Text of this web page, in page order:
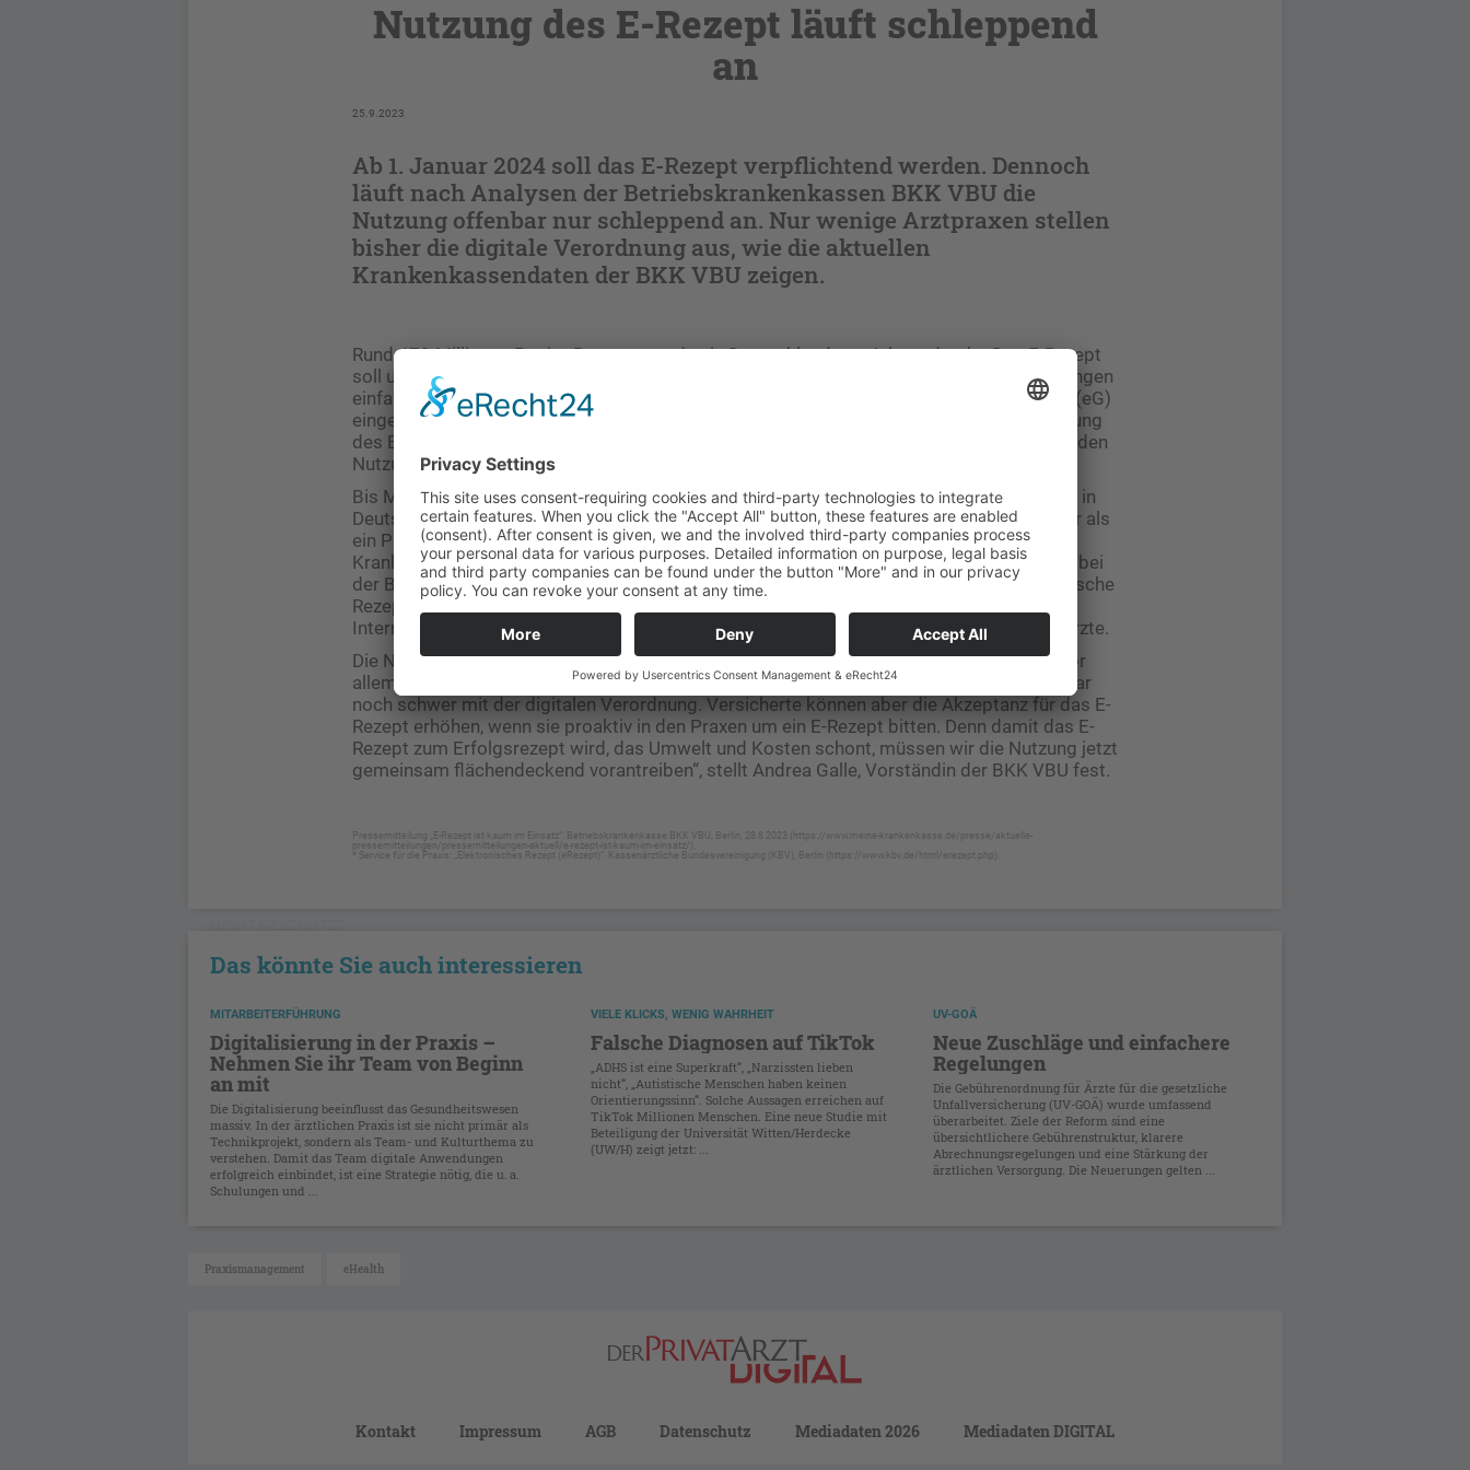
Nutzung des E-Rezept läuft schleppend
an
25.9.2023
Ab 1. Januar 2024 soll das E-Rezept verpflichtend werden. Dennoch
läuft nach Analysen der Betriebskrankenkassen BKK VBU die
Nutzung offenbar nur schleppend an. Nur wenige Arztpraxen stellen
bisher die digitale Verordnung aus, wie die aktuellen
Krankenkassendaten der BKK VBU zeigen.
Rund 470 Millionen Papier-Rezepte werden in Deutschland pro Jahr gedruckt. Das E-Rezept
soll u. a. den Papierverbrauch in Zukunft drastisch verringern. Um die digitalen Verordnungen
einfacher umzusetzen, können die E-Rezepte seit 1. Juli auch über die Gesundheitskarte (eG)
eingelöst werden, ohne dass eine spezielle App oder PIN notwendig ist. So soll die Nutzung
des E-Rezeptes schneller vorangetrieben werden –doch der Schwung zur flächendeckenden
Nutzung bleibt offenbar aus.
Bis Mitte des Jahres wurden laut Bundesvereinigung Deutscher Apothekerverbände e. V. in
Deutschland rund 2,5 Millionen E-Rezepte in den Apotheken eingelöst – das sind weniger als
ein Prozent der gesamten Verordnungen. Das bestätigen auch aktuelle Zahlen der
Krankenkasse BKK VBU. Unter den insgesamt rund 3,4 Millionen seit Anfang des Jahres bei
der BKK VBU eingegangenen Rezepten waren bis Mitte August nur rund 15000 elektronische
Rezepte. Die meisten E-Rezepte in der BKK VBU wurden von Allgemeinmedizinern und
Internisten ausgestellt. Sie bilden auch knapp die Hälfte der arzneimittelverordnenden Ärzte.
Die Nutzung des E-Rezepts ist laut BKK VBU in allen Altersgruppen verhalten. „Es liegt vor
allem an den Ärzten, dass sie jetzt das E-Rezept verschreiben. Doch viele tun sich offenbar
noch schwer mit der digitalen Verordnung. Versicherte können aber die Akzeptanz für das E-
Rezept erhöhen, wenn sie proaktiv in den Praxen um ein E-Rezept bitten. Denn damit das E-
Rezept zum Erfolgsrezept wird, das Umwelt und Kosten schont, müssen wir die Nutzung jetzt
gemeinsam flächendeckend vorantreiben“, stellt Andrea Galle, Vorständin der BKK VBU fest.
Pressemitteilung „E-Rezept ist kaum im Einsatz“. Betriebskrankenkasse BKK VBU, Berlin, 28.8.2023 (https://www.meine-krankenkasse.de/presse/aktuelle-
pressemitteilungen/pressemitteilungen-aktuell/e-rezept-ist-kaum-im-einsatz/).
* Service für die Praxis: „Elektronisches Rezept (eRezept)“. Kassenärztliche Bundesvereinigung (KBV), Berlin (https://www.kbv.de/html/erezept.php).
Das könnte Sie auch interessieren
MITARBEITERFÜHRUNG
Digitalisierung in der Praxis –
Nehmen Sie ihr Team von Beginn
an mit
Die Digitalisierung beeinflusst das Gesundheitswesen
massiv. In der ärztlichen Praxis ist sie nicht primär als
Technikprojekt, sondern als Team- und Kulturthema zu
verstehen. Damit das Team digitale Anwendungen
erfolgreich einbindet, ist eine Strategie nötig, die u. a.
Schulungen und ...
VIELE KLICKS, WENIG WAHRHEIT
Falsche Diagnosen auf TikTok
„ADHS ist eine Superkraft“, „Narzissten lieben
nicht“, „Autistische Menschen haben keinen
Orientierungssinn“. Solche Aussagen erreichen auf
TikTok Millionen Menschen. Eine neue Studie mit
Beteiligung der Universität Witten/Herdecke
(UW/H) zeigt jetzt: ...
UV-GOÄ
Neue Zuschläge und einfachere
Regelungen
Die Gebührenordnung für Ärzte für die gesetzliche
Unfallversicherung (UV-GOÄ) wurde umfassend
überarbeitet. Ziele der Reform sind eine
übersichtlichere Gebührenstruktur, klarere
Abrechnungsregelungen und eine Stärkung der
ärztlichen Versorgung. Die Neuerungen gelten ...
Praxismanagement eHealth
Kontakt Impressum AGB Datenschutz Mediadaten 2026 Mediadaten DIGITAL